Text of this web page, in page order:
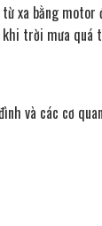
xa bằng motor
trời mưa quá
và các cơ